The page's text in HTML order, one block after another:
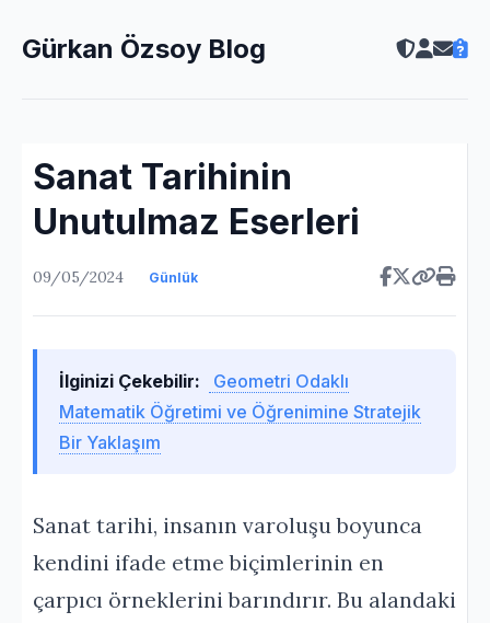
Gürkan Özsoy Blog
Sanat Tarihinin
Unutulmaz Eserleri
09/05/2024 Günlük
İlginizi Çekebilir:
Geometri Odaklı
Matematik Öğretimi ve Öğrenimine Stratejik
Bir Yaklaşım
Sanat tarihi, insanın varoluşu boyunca
kendini ifade etme biçimlerinin en
çarpıcı örneklerini barındırır. Bu alandaki